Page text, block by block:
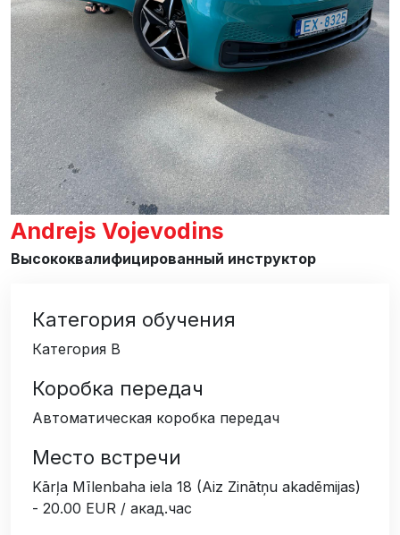
Andrejs Vojevodins
Высококвалифицированный инструктор
Категория обучения
Категория B
Коробка передач
Автоматическая коробка передач
Место встречи
Kārļa Mīlenbaha iela 18 (Aiz Zinātņu akadēmijas)
- 20.00 EUR / акад.час